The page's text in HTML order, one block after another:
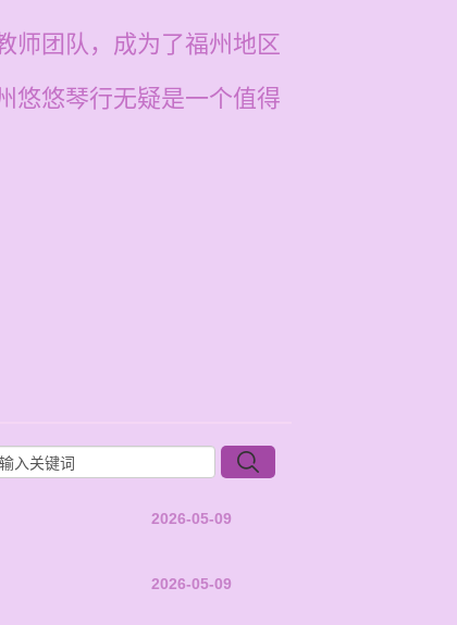
师团队，成为了福州地区
悠悠琴行无疑是一个值得
2026-05-09
2026-05-09